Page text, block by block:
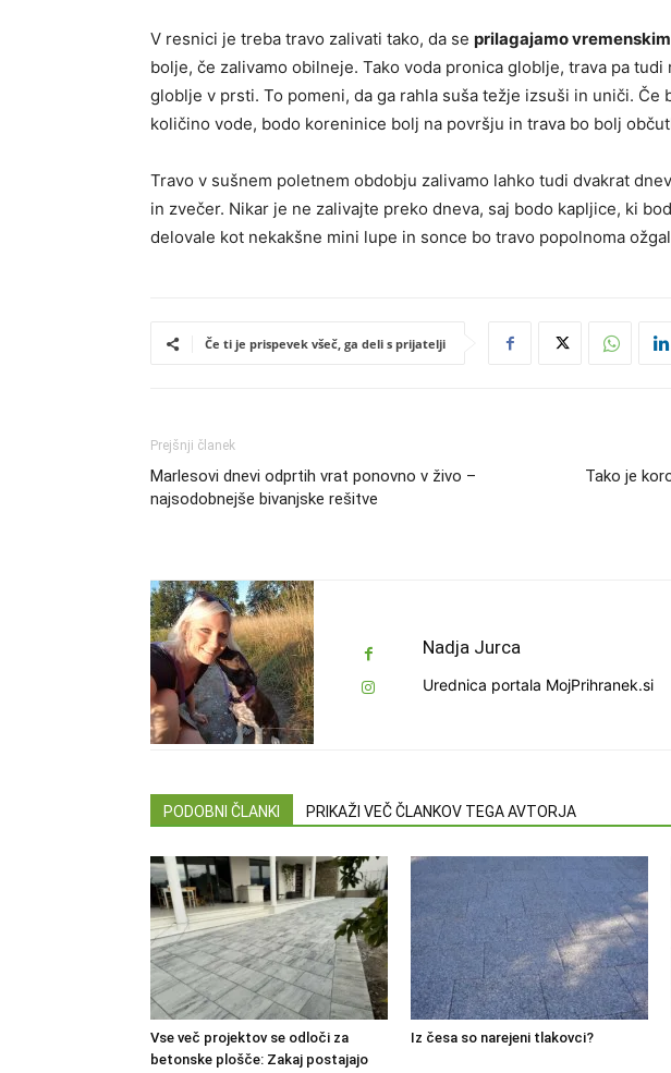
V resnici je treba travo zalivati tako, da se prilagajamo
bolje, če zalivamo obilneje. Tako voda pronica globlje, trava pa
globlje v prsti. To pomeni, da ga rahla suša težje izsuši in uniči. Če
količino vode, bodo koreninice bolj na površju in trava bo bolj
Travo v sušnem poletnem obdobju zalivamo lahko tudi dvakrat
in zvečer. Nikar je ne zalivajte preko dneva, saj bodo kapljice, ki
delovale kot nekakšne mini lupe in sonce bo travo popolnoma
Če ti je prispevek všeč, ga deli s prijatelji
Prejšnji članek
Marlesovi dnevi odprtih vrat ponovno v živo –
najsodobnejše bivanjske rešitve
Tako je
Nadja Jurca
Urednica portala MojPrihranek.si
PODOBNI ČLANKI PRIKAŽI VEČ ČLANKOV TEGA AVTORJA
Vse več projektov se odloči za
betonske plošče: Zakaj postajajo
Iz česa so narejeni tlakovci?